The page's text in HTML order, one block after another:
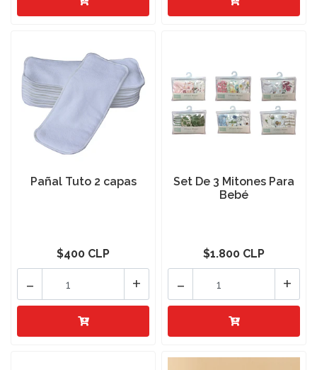
Pañal Tuto 2 capas
$400 CLP
+
-
Set De 3 Mitones Para
Bebé
$1.800 CLP
+
-